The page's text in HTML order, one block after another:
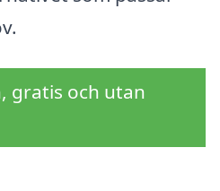
gratis och utan